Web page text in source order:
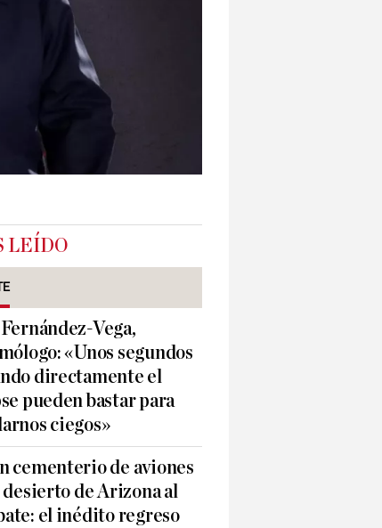
LEÍDO
Vega,
«Unos segundos
directamente el
pueden bastar para
ciegos»
cementerio de aviones
desierto de Arizona al
el inédito regreso